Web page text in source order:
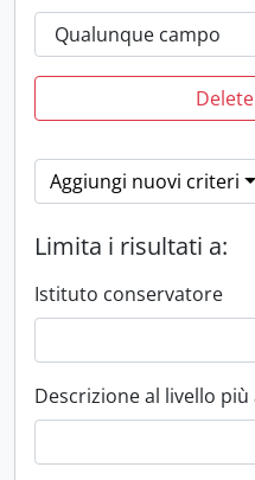
Aggiungi nuovi criteri
Limita i risultati a:
Istituto conservatore
Descrizione al livello più